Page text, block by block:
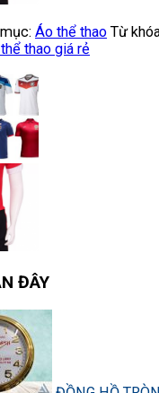
Áo thể thao Từ
thao giá rẻ
ĐÂY